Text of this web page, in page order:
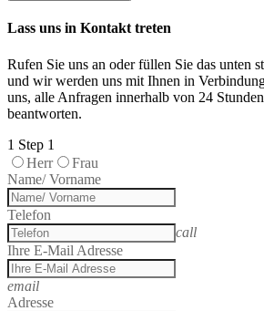
Lass uns in Kontakt treten
Rufen Sie uns an oder füllen Sie das unten
und wir werden uns mit Ihnen in
uns, alle Anfragen innerhalb von 24
beantworten.
1 Step 1
Herr
Frau
Name/ Vorname
Telefon
call
Ihre E-Mail Adresse
email
Adresse